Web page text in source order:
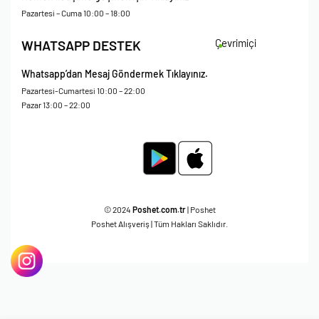
Mesafeli Satış Sözleşmesi
Pazartesi – Cuma 10:00 – 18:00
WHATSAPP DESTEK Çevrimiçi
Whatsapp’dan Mesaj Göndermek Tıklayınız.
Pazartesi-Cumartesi 10:00 – 22:00
Pazar 13:00 – 22:00
© 2024 Poshet.com.tr| Poshet
Poshet Alışveriş | Tüm Hakları Saklıdır.